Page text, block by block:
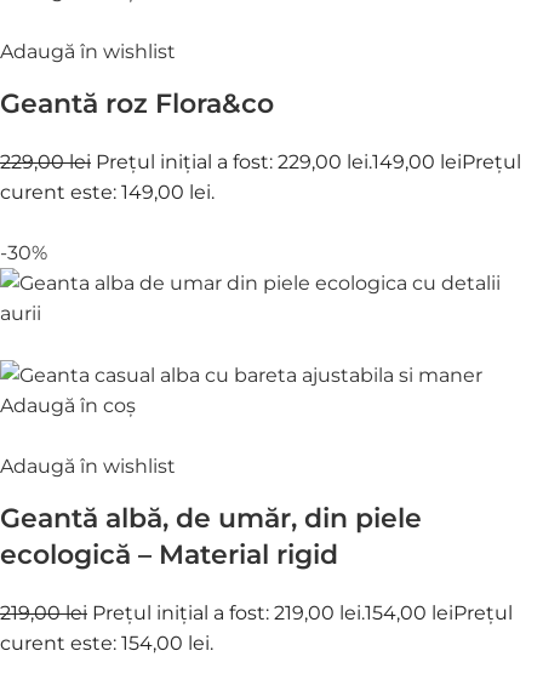
Adaugă în wishlist
Geantă roz Flora&co
229,00 lei Prețul inițial a fost: 229,00 lei.149,00 leiPrețul
curent este: 149,00 lei.
-30%
Adaugă în coș
Adaugă în wishlist
Geantă albă, de umăr, din piele
ecologică – Material rigid
219,00 lei Prețul inițial a fost: 219,00 lei.154,00 leiPrețul
curent este: 154,00 lei.